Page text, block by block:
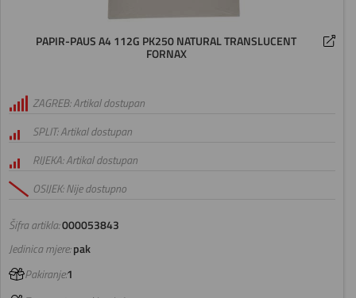
PAPIR-PAUS A4 112G PK250 NATURAL TRANSLUCENT
FORNAX
Šifra artikla:000053843
ZAGREB: Artikal dostupan
SPLIT: Artikal dostupan
RIJEKA: Artikal dostupan
OSIJEK: Nije dostupno
Jedinica mjere:pak
Pakiranje:1